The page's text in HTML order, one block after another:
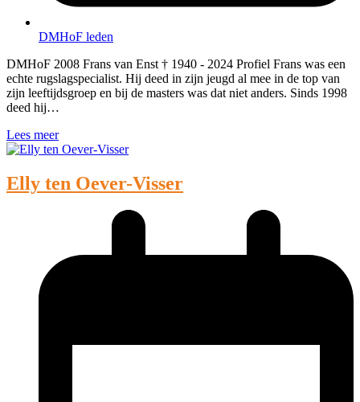
DMHoF leden
DMHoF 2008 Frans van Enst † 1940 - 2024 Profiel Frans was een
echte rugslagspecialist. Hij deed in zijn jeugd al mee in de top van
zijn leeftijdsgroep en bij de masters was dat niet anders. Sinds 1998
deed hij…
Lees meer
Elly ten Oever-Visser